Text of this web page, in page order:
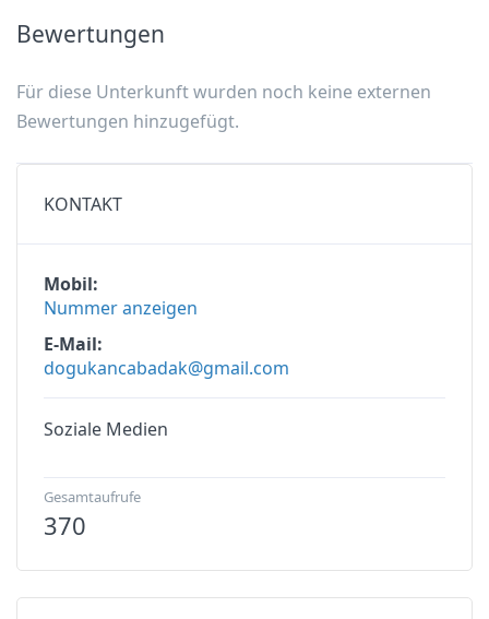
Bewertungen
Für diese Unterkunft wurden noch keine externen
Bewertungen hinzugefügt.
KONTAKT
Mobil
Nummer anzeigen
E-Mail
dogukancabadak@gmail.com
Soziale Medien
Gesamtaufrufe
370